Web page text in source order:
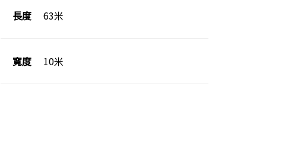
長度 63米
寬度 10米